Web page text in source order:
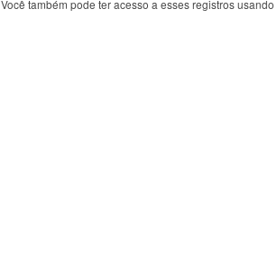
Você também pode ter acesso a esses registros usando